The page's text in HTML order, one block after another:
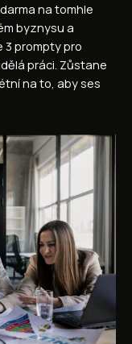
na tomhle
byznysu a
3 prompty pro
práci. Zůstane
na to, aby ses